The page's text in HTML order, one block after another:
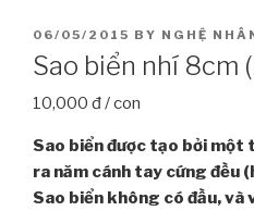
POSTED
ON
06/05/2015 BY NGHỆ
Sao biển nhí 8cm
10,000 đ / con
Sao biển được tạo bởi một
ra năm cánh tay cứng đều
Sao biển không có đầu, và